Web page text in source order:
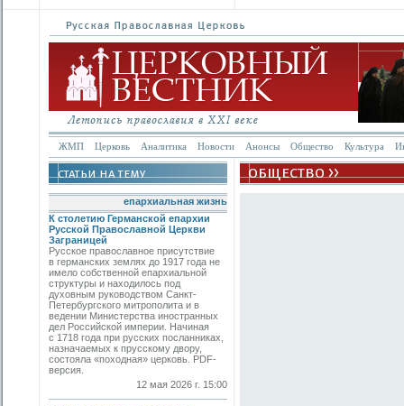
ЖМП Церковь Аналитика Новости Анонсы Общество Культура
епархиальная жизнь
К столетию Германской епархии
Русской Православной Церкви
Заграницей
Русское православное присутствие
в германских землях до 1917 года не
имело собственной епархиальной
структуры и находилось под
духовным руководством Санкт-
Петербургского митрополита и в
ведении Министерства иностранных
дел Российской империи. Начиная
с 1718 года при русских посланниках,
назначаемых к прусскому двору,
состояла «походная» церковь. PDF-
версия.
12 мая 2026 г. 15:00